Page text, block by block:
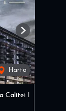
Harta
Next
Calitei I